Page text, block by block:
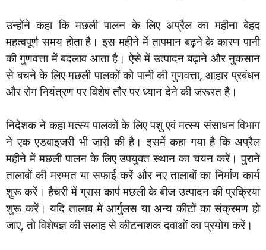
उन्होंने कहा कि मछली पालन के लिए अप्रैल का महीना बेहद
महत्वपूर्ण समय होता है। इस महीने में तापमान बढ़ने के कारण पानी
की गुणवत्ता में बदलाव आता है। ऐसे में उत्पादन बढ़ाने और नुकसान
से बचने के लिए मछली पालकों को पानी की गुणवत्ता, आहार प्रबंधन
और रोग नियंत्रण पर विशेष तौर पर ध्यान देने की जरूरत है।
निदेशक ने कहा मत्स्य पालकों के लिए पशु एवं मत्स्य संसाधन विभाग
ने एक एडवाइजरी भी जारी की है। इसमें कहा गया है कि अप्रैल
महीने में मछली पालन के लिए उपयुक्त स्थान का चयन करें। पुराने
तालाबों की मरम्मत या सफाई करें और नए तालाबों का निर्माण कार्य
शुरू करें। हैचरी में ग्रास कार्प मछली के बीज उत्पादन की प्रक्रिया
शुरू करें। यदि तालाब में आर्गुलस या अन्य कीटों का संक्रमण हो
जाए, तो विशेषज्ञ की सलाह से कीटनाशक दवाओं का प्रयोग करें।